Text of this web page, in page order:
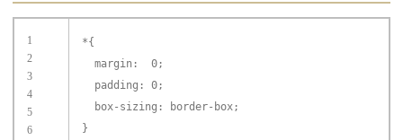
1
2
3
4
5
6
*{
margin : 0 ;
padding : 0 ;
box-sizing : border-box ;
}